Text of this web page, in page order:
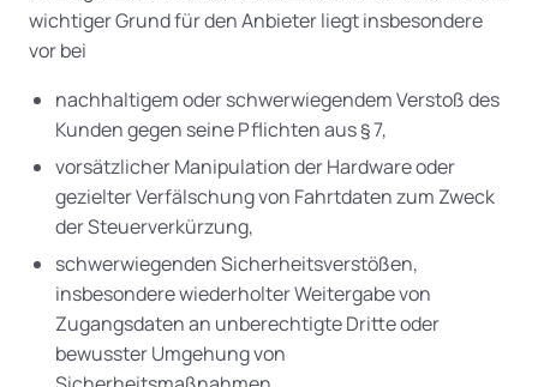
wichtiger Grund für den Anbieter liegt insbesondere
vor bei
nachhaltigem oder schwerwiegendem Verstoß des
Kunden gegen seine Pflichten aus § 7,
vorsätzlicher Manipulation der Hardware oder
gezielter Verfälschung von Fahrtdaten zum Zweck
der Steuerverkürzung,
schwerwiegenden Sicherheitsverstößen,
insbesondere wiederholter Weitergabe von
Zugangsdaten an unberechtigte Dritte oder
bewusster Umgehung von